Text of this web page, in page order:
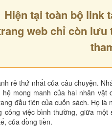
Hiện tại toàn bộ link
web chỉ còn lưu
rễ thứ nhất của câu chuyện.
hệ mong manh của hai nhân vật
đầu tiên của cuốn sách. Họ
công việc bình thường, giữa
của đồng tiền.